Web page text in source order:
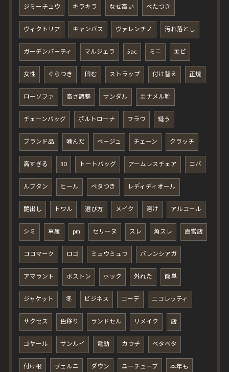
ジミーチュウ キラキラ なぜ高い べたつき
ヴィクトリア キャンバス ヴァレンチノ 汚れ落とし
ガーデンパーティ マルジェラ 5ac ミニ エピ
女性 ぐらつき 凹む ストラップ 付け替え 正規
ローソファ 高さ調整 サンダル エナメル靴
チェーンバッグ ポルトローナ フラウ 縫う
ブランド品 噛んだ ベージュ チェーン クラッチ
高すぎる 30 トートバッグ アームレスチェア コバ
ルブタン ヒール ベタつき レディディオール
艶出し トワル 選び方 メイク 溶け アルコール
シミ 草履 pm セリーヌ スレ 角スレ 直営店
ココマーク ロゴ ミュウミュウ バレンシアガ
アマラント ボストン ホック 外れた 簡単
ジャケット 冬 ビジネス コーデ ニコレッティ
サクセス 色移り ランドセル リメイク 店
ゴヤール サンルイ 電動 カウチ ベタベタ
付け根 ヴェルニ ダウン ユーチューブ 本年も